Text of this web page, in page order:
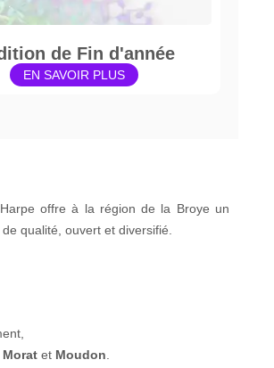
de Fin d'année
EN SAVOIR PLUS
Harpe offre à la région de la Broye un
qualité, ouvert et diversifié.
Morat et Moudon